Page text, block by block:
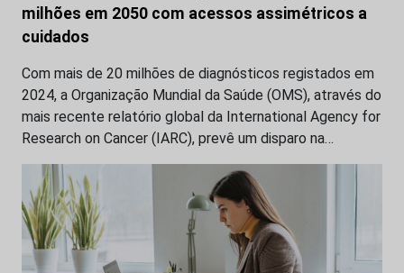
milhões em 2050 com acessos assimétricos a
cuidados
Com mais de 20 milhões de diagnósticos registados em
2024, a Organização Mundial da Saúde (OMS), através do
mais recente relatório global da International Agency for
Research on Cancer (IARC), prevê um disparo na…